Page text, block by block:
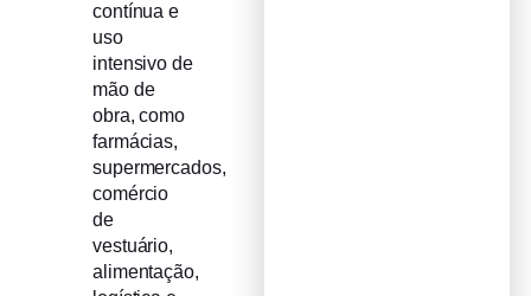
contínua e
uso
intensivo de
mão de
obra, como
farmácias,
supermercados,
comércio
de
vestuário,
alimentação,